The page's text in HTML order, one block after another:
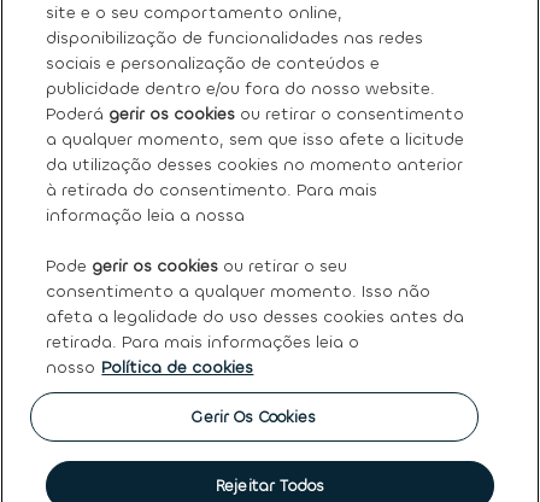
Sobre nós
Os nossos serviços
FAQ
Termos e condições gerais
Ayvens
Política de Cookies|Declaração de Privacidade
Princípios Éticos e de Conduta
Canal de denúncias|Intermediação de crédito|Garantia
de usados|Política de qualidade|Política de reclamações
Société Générale
site e o seu comportamento online,
disponibilização de funcionalidades nas redes
sociais e personalização de conteúdos e
publicidade dentro e/ou fora do nosso website.
Poderá gerir os cookies ou retirar o consentimento
a qualquer momento, sem que isso afete a licitude
da utilização desses cookies no momento anterior
à retirada do consentimento. Para mais
informação leia a nossa
Pode gerir os cookies ou retirar o seu
consentimento a qualquer momento. Isso não
afeta a legalidade do uso desses cookies antes da
retirada. Para mais informações leia o
nosso Política de cookies
Gerir Os Cookies
Rejeitar Todos